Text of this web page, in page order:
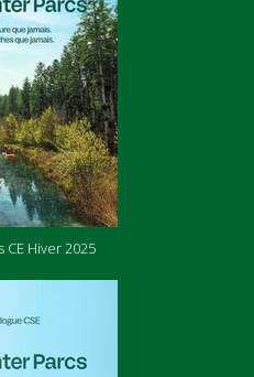
CE Hiver 2025